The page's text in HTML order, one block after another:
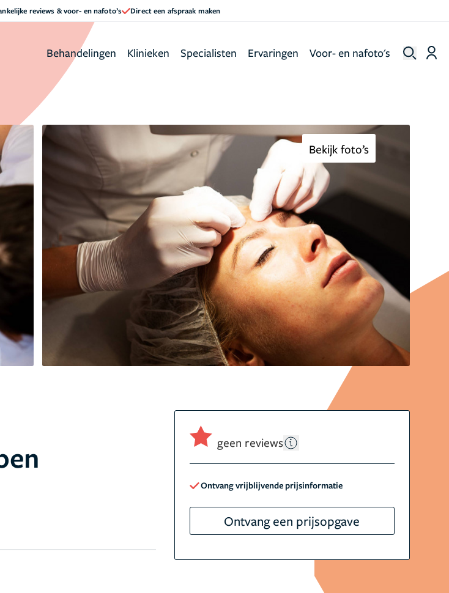
reviews & voor- en nafoto’s Direct een afspraak maken
Behandelingen Klinieken Specialisten Ervaringen Voor- en nafoto's
Bekijk foto’s
geen reviews
Ontvang vrijblijvende prijsinformatie
Ontvang een prijsopgave